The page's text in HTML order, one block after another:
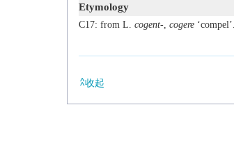
Etymology
C17: from L. cogent-, cogere‘compel’.
收起